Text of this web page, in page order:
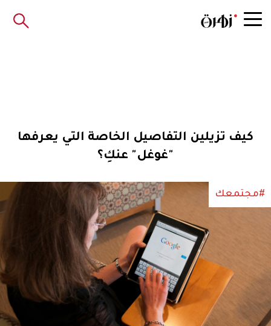
كيف تزيلين التفاصيل الخاصة التي يعرفها
"غوغل" عنكِ؟
#مجتمعك